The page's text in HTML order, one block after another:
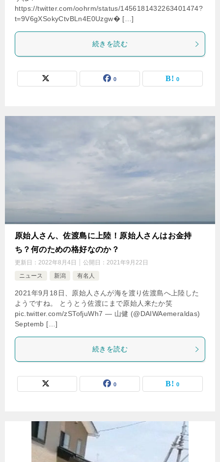
https://twitter.com/oohrm/status/1456181432263401474?
t=9V6gXSokyCtvBLn4E0Uzgw� […]
続きを読む
0 0
原始人さん、佐渡島に上陸！原始人さんはお金持
ち？何のための格好なのか？
更新日： 2022年8月4日 公開日： 2021年9月22日
ニュース
新潟 有名人
2021年9月18日、原始人さんが海を渡り佐渡島へ上陸した
ようですね。 とうとう佐渡にまで原始人来たか笑
pic.twitter.com/zSTofjuWh7 — 山健 (@DAIWAemeraldas)
Septemb […]
続きを読む
0 0